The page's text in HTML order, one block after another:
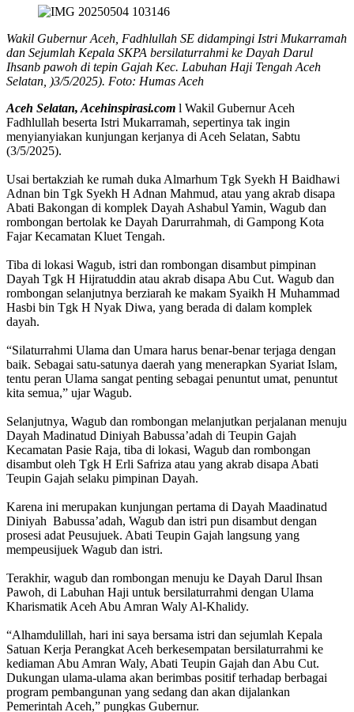
Wakil Gubernur Aceh, Fadhlullah SE didampingi Istri Mukarramah
dan Sejumlah Kepala SKPA bersilaturrahmi ke Dayah Darul
Ihsanb pawoh di tepin Gajah Kec. Labuhan Haji Tengah Aceh
Selatan, )3/5/2025). Foto: Humas Aceh
Aceh Selatan, Acehinspirasi.com l Wakil Gubernur Aceh
Fadhlullah beserta Istri Mukarramah, sepertinya tak ingin
menyianyiakan kunjungan kerjanya di Aceh Selatan, Sabtu
(3/5/2025).
Usai bertakziah ke rumah duka Almarhum Tgk Syekh H Baidhawi
Adnan bin Tgk Syekh H Adnan Mahmud, atau yang akrab disapa
Abati Bakongan di komplek Dayah Ashabul Yamin, Wagub dan
rombongan bertolak ke Dayah Darurrahmah, di Gampong Kota
Fajar Kecamatan Kluet Tengah.
Tiba di lokasi Wagub, istri dan rombongan disambut pimpinan
Dayah Tgk H Hijratuddin atau akrab disapa Abu Cut. Wagub dan
rombongan selanjutnya berziarah ke makam Syaikh H Muhammad
Hasbi bin Tgk H Nyak Diwa, yang berada di dalam komplek
dayah.
“Silaturrahmi Ulama dan Umara harus benar-benar terjaga dengan
baik. Sebagai satu-satunya daerah yang menerapkan Syariat Islam,
tentu peran Ulama sangat penting sebagai penuntut umat, penuntut
kita semua,” ujar Wagub.
Selanjutnya, Wagub dan rombongan melanjutkan perjalanan menuju
Dayah Madinatud Diniyah Babussa’adah di Teupin Gajah
Kecamatan Pasie Raja, tiba di lokasi, Wagub dan rombongan
disambut oleh Tgk H Erli Safriza atau yang akrab disapa Abati
Teupin Gajah selaku pimpinan Dayah.
Karena ini merupakan kunjungan pertama di Dayah Maadinatud
Diniyah Babussa’adah, Wagub dan istri pun disambut dengan
prosesi adat Peusujuek. Abati Teupin Gajah langsung yang
mempeusijuek Wagub dan istri.
Terakhir, wagub dan rombongan menuju ke Dayah Darul Ihsan
Pawoh, di Labuhan Haji untuk bersilaturrahmi dengan Ulama
Kharismatik Aceh Abu Amran Waly Al-Khalidy.
“Alhamdulillah, hari ini saya bersama istri dan sejumlah Kepala
Satuan Kerja Perangkat Aceh berkesempatan bersilaturrahmi ke
kediaman Abu Amran Waly, Abati Teupin Gajah dan Abu Cut.
Dukungan ulama-ulama akan berimbas positif terhadap berbagai
program pembangunan yang sedang dan akan dijalankan
Pemerintah Aceh,” pungkas Gubernur.